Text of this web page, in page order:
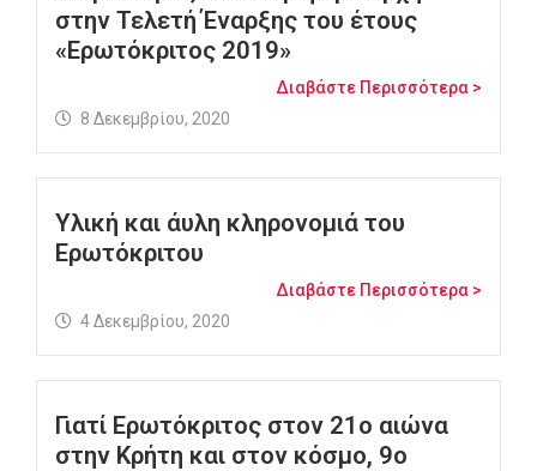
στην Τελετή Έναρξης του έτους
«Ερωτόκριτος 2019»
Διαβάστε Περισσότερα >
8 Δεκεμβρίου, 2020
Υλική και άυλη κληρονομιά του
Ερωτόκριτου
Διαβάστε Περισσότερα >
4 Δεκεμβρίου, 2020
Γιατί Ερωτόκριτος στον 21ο αιώνα
στην Κρήτη και στον κόσμο, 9ο